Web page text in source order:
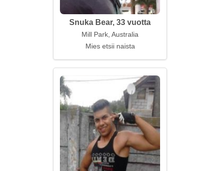
Snuka Bear, 33 vuotta
Mill Park, Australia
Mies etsii naista